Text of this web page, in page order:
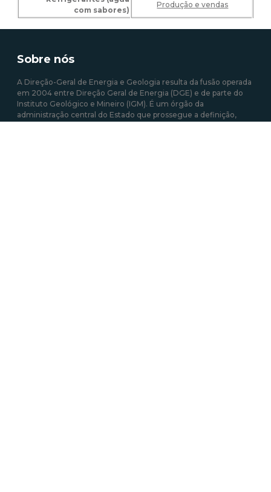
com sabores)
Produção e vendas
Sobre nós
A Direção-Geral de Energia e Geologia resulta da fusão operada
em 2004 entre Direção Geral de Energia (DGE) e de parte do
Instituto Geológico e Mineiro (IGM). É um órgão da
administração central do Estado que prossegue a definição,